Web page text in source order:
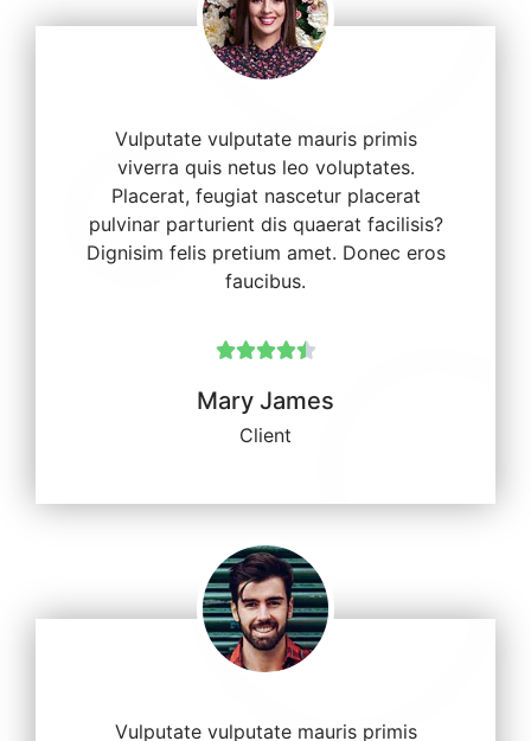
Vulputate vulputate mauris primis
viverra quis netus leo voluptates.
Placerat, feugiat nascetur placerat
pulvinar parturient dis quaerat facilisis?
Dignisim felis pretium amet. Donec eros
faucibus.

Mary James
Client
Vulputate vulputate mauris primis